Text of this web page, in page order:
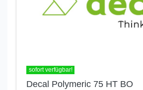
sofort verfügbar!
Decal Polymeric 75 HT BO